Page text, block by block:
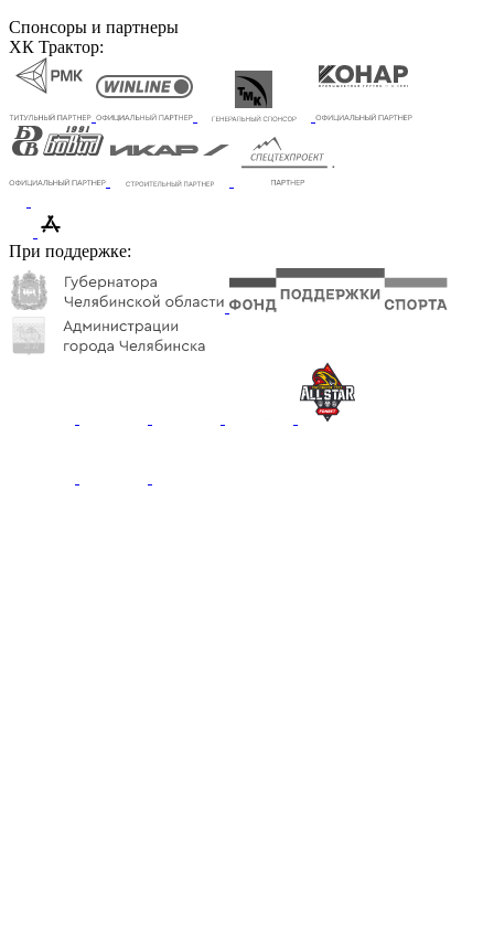
Спонсоры и партнеры
ХК Трактор:
При поддержке: